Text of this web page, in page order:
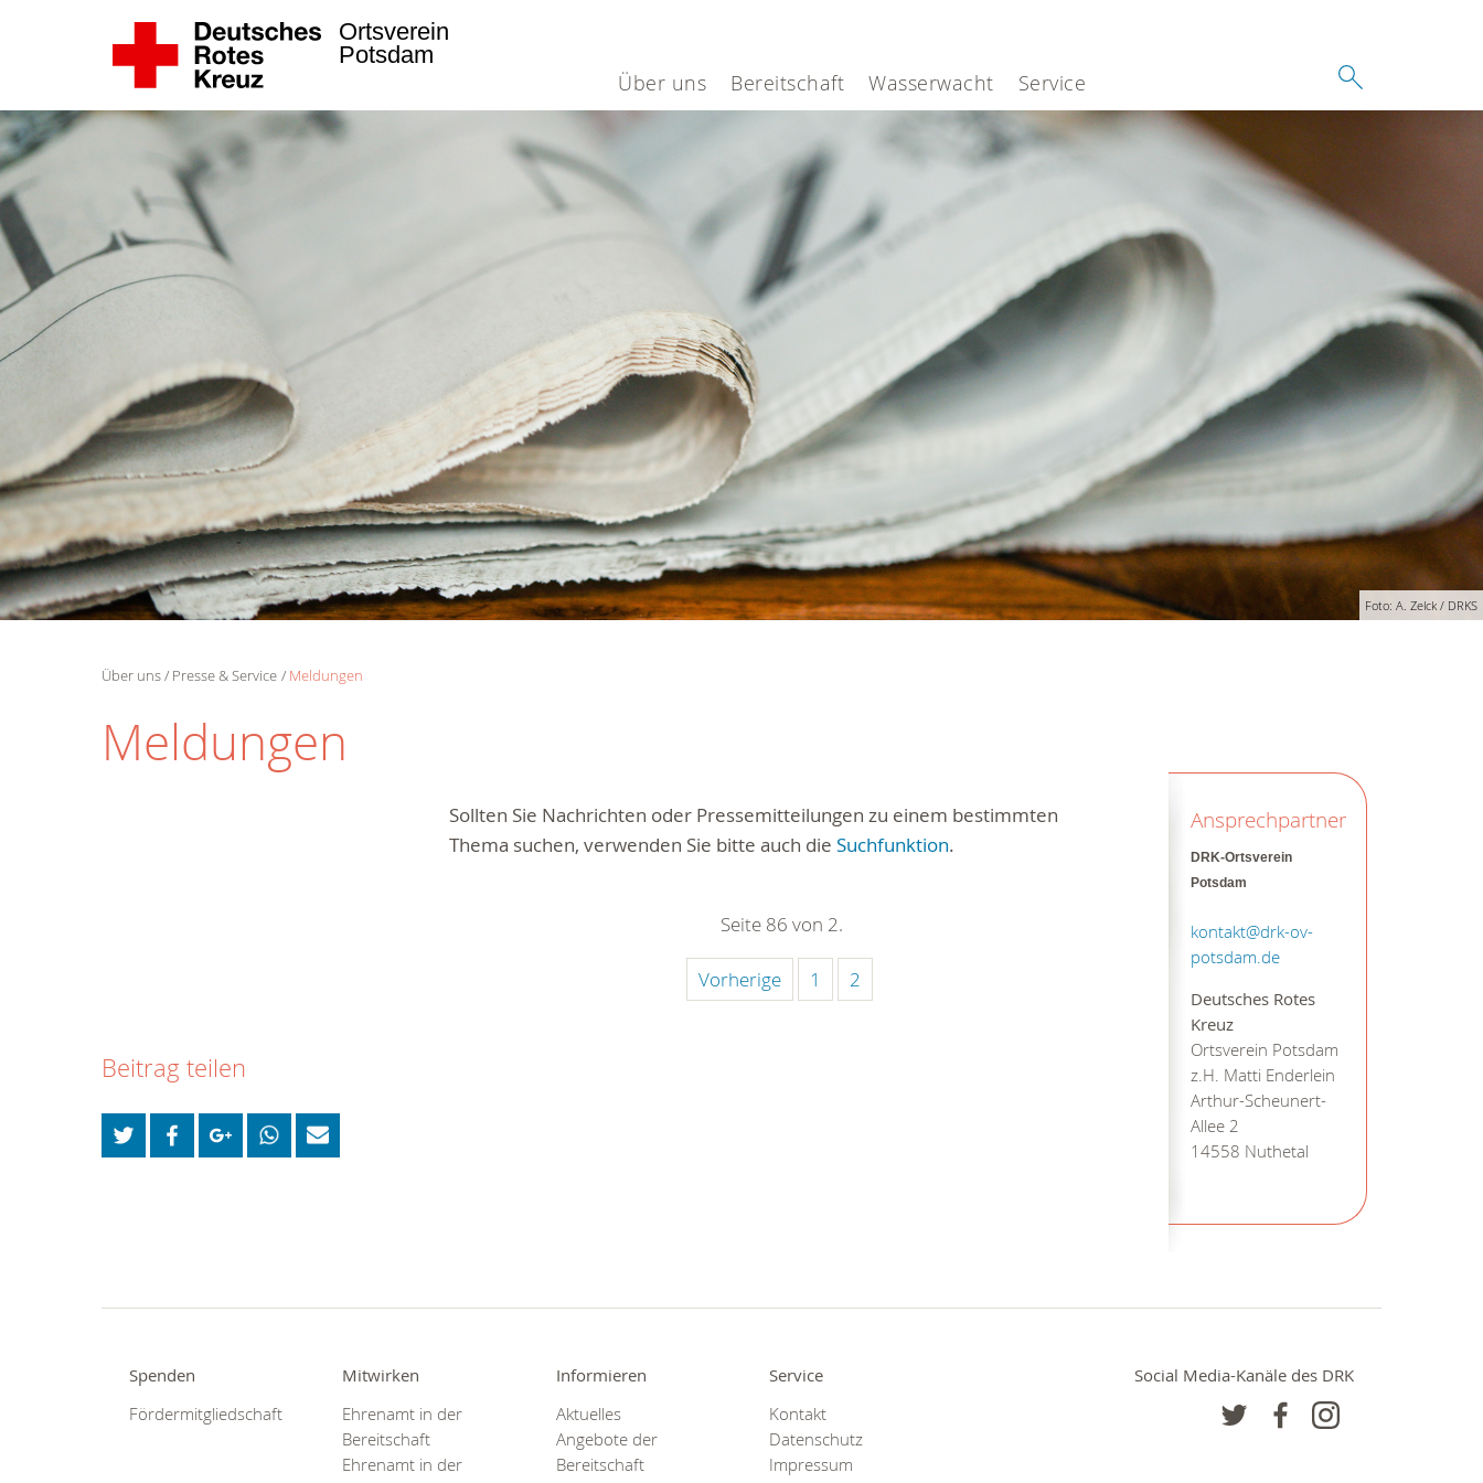
Über uns Bereitschaft Wasserwacht Service
Ortsverein
Potsdam
Foto: A. Zelck / DRKS
Über uns Presse & Service Meldungen
Meldungen
Ansprechpartner
DRK-Ortsverein
Potsdam
kontakt@drk-ov-
potsdam.de
Deutsches Rotes
Kreuz
Ortsverein Potsdam
z.H. Matti Enderlein
Arthur-Scheunert-
Allee 2
14558 Nuthetal
Sollten Sie Nachrichten oder Pressemitteilungen zu einem bestimmten
Thema suchen, verwenden Sie bitte auch die Suchfunktion.
Seite 86 von 2.
Vorherige 1 2
Beitrag teilen
Spenden
Fördermitgliedschaft
Mitwirken
Ehrenamt in der
Bereitschaft
Ehrenamt in der
Informieren
Aktuelles
Angebote der
Bereitschaft
Service
Kontakt
Datenschutz
Impressum
Social Media-Kanäle des DRK